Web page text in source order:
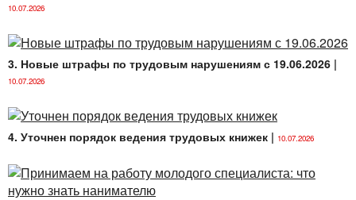
10.07.2026
3. Новые штрафы по трудовым нарушениям с 19.06.2026 |
10.07.2026
4. Уточнен порядок ведения трудовых книжек | 10.07.2026